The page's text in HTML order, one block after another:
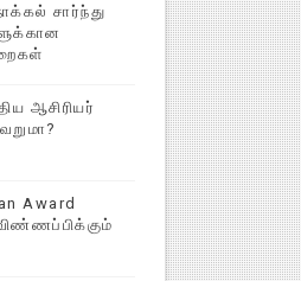
சார்ந்து
ஆசிரியர்
Award